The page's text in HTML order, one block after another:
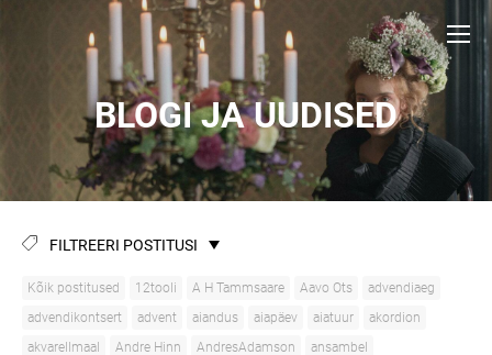
BLOGI JA UUDISED
FILTREERI POSTITUSI
Kõik postitused 12tooli A H Tammsaare Aavo Ots
advendiaeg
advendikontsert
advent aiandus aiapäev aiatuur
akordion
akvarellmaal
Andre Hinn AndresAdamson
ansambel